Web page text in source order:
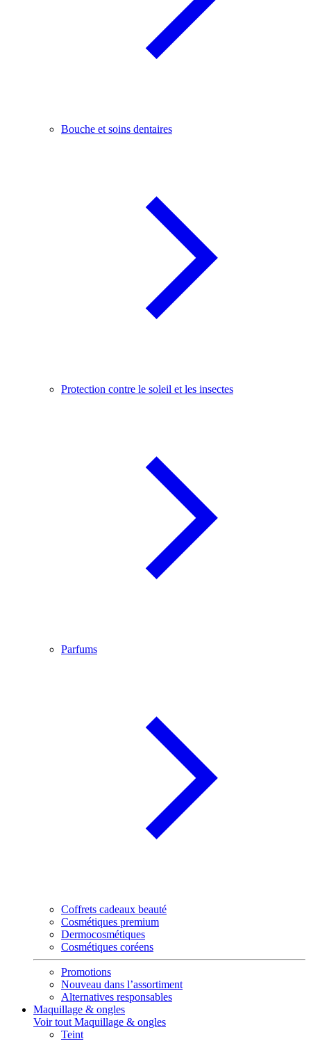
Bouche et soins dentaires
Protection contre le soleil et les insectes
Parfums
Coffrets cadeaux beauté
Cosmétiques premium
Dermocosmétiques
Cosmétiques coréens
Promotions
Nouveau dans l’assortiment
Alternatives responsables
Maquillage & ongles
Voir tout Maquillage & ongles
Teint